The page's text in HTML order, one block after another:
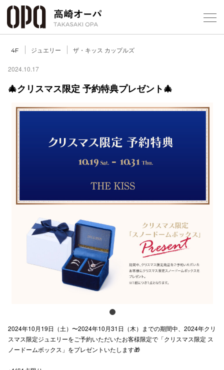
4F ジュエリー ザ・キッス カップルズ
2024.10.17
🎄クリスマス限定 予約特典プレゼント🎄
2024年10月19日（土）〜2024年10月31日（木）までの期間中、2024年クリ
スマス限定ジュエリーをご予約いただいたお客様限定で「クリスマス限定 ス
ノードームボックス」をプレゼントいたします🎁
ショッ
レスト
施設案内
アクセ
電話で
公式SNS
お問い合わせ